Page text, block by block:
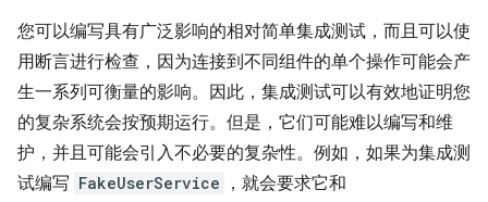
您可以编写具有广泛影响的相对简单集成测试，而且可以使
用断言进行检查，因为连接到不同组件的单个操作可能会产
生一系列可衡量的影响。因此，集成测试可以有效地证明您
的复杂系统会按预期运行。但是，它们可能难以编写和维
护，并且可能会引入不必要的复杂性。例如，如果为集成测
试编写 FakeUserService ，就会要求它和